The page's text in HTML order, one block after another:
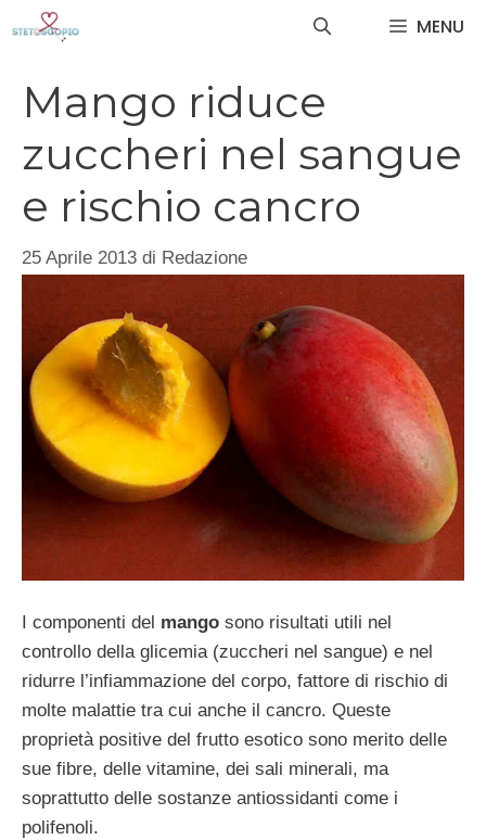
MENU
Mango riduce
zuccheri nel sangue
e rischio cancro
25 Aprile 2013 di Redazione
I componenti del mango sono risultati utili nel
controllo della glicemia (zuccheri nel sangue) e nel
ridurre l’infiammazione del corpo, fattore di rischio di
molte malattie tra cui anche il cancro. Queste
proprietà positive del frutto esotico sono merito delle
sue fibre, delle vitamine, dei sali minerali, ma
soprattutto delle sostanze antiossidanti come i
polifenoli.